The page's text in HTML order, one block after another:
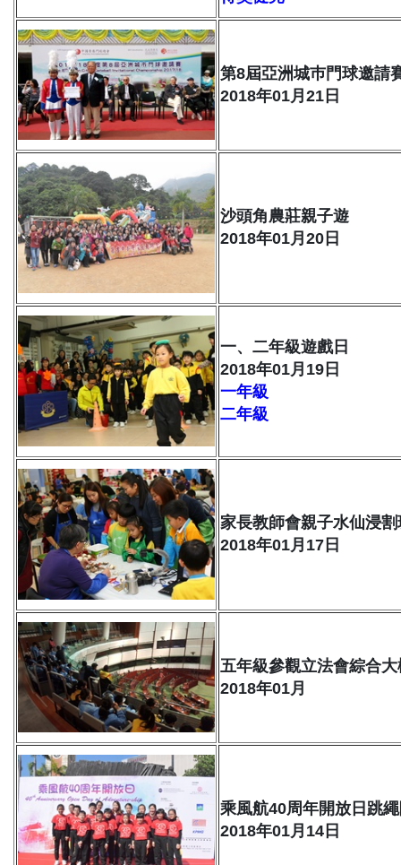
第8屆亞洲城巿門球邀請
2018年01月21日
沙頭角農莊親子遊
2018年01月20日
一、二年級遊戲日
2018年01月19日
一年級
二年級
家長教師會親子水仙浸割
2018年01月17日
五年級參觀立法會綜合大
2018年01月
乘風航40周年開放日跳
2018年01月14日